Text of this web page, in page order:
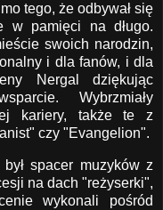
tego, że odbywał się
w pamięci na długo.
swoich narodzin,
i dla fanów, i dla
Nergal dziękując
Wybrzmiały
kariery, także te z
czy "Evangelion".
spacer muzyków z
na dach "reżyserki",
wykonali pośród